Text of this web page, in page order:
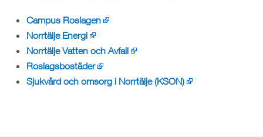
Campus Roslagen
Norrtälje Energi
Norrtälje Vatten och Avfall
Roslagsbostäder
Sjukvård och omsorg i Norrtälje (KSON)